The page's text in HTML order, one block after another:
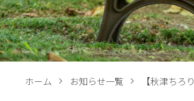
ホーム お知らせ一覧 【秋津ちろ